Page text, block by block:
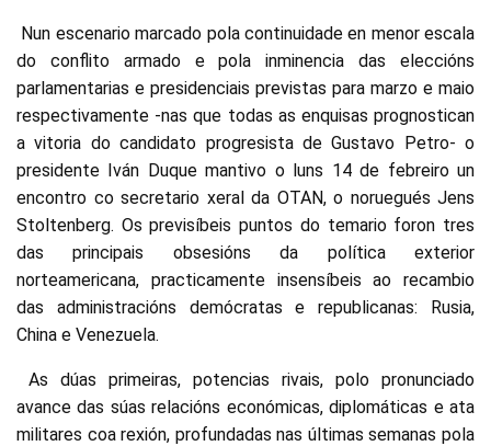
Nun escenario marcado pola continuidade en menor escala
do conflito armado e pola inminencia das eleccións
parlamentarias e presidenciais previstas para marzo e maio
respectivamente -nas que todas as enquisas prognostican
a vitoria do candidato progresista de Gustavo Petro- o
presidente Iván Duque mantivo o luns 14 de febreiro un
encontro co secretario xeral da OTAN, o noruegués Jens
Stoltenberg. Os previsíbeis puntos do temario foron tres
das principais obsesións da política exterior
norteamericana, practicamente insensíbeis ao recambio
das administracións demócratas e republicanas: Rusia,
China e Venezuela.
As dúas primeiras, potencias rivais, polo pronunciado
avance das súas relacións económicas, diplomáticas e ata
militares coa rexión, profundadas nas últimas semanas pola